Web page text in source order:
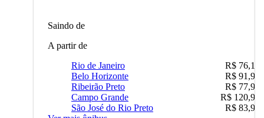
Saindo de
A partir de
Rio de Janeiro
R$ 76,10
Belo Horizonte
R$ 91,90
Ribeirão Preto
R$ 77,90
Campo Grande
R$ 120,90
São José do Rio Preto
R$ 83,90